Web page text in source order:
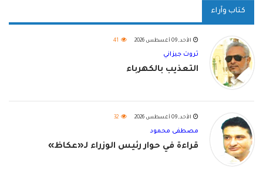
كتاب وآراء
الأحد, 09 أغسطس 2026 41
ثروت جيزاني
التعذيب بالكهرباء
الأحد, 09 أغسطس 2026 32
مصطفى محمود
قراءة في حوار رئيس الوزراء لـ«عكاظ»